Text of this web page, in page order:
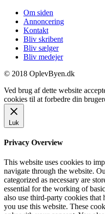
Om siden
Annoncering
Kontakt
Bliv skribent
Bliv sælger
Bliv medejer
© 2018 OplevByen.dk
Ved brug af dette website
cookies til at forbedre din
Luk
Privacy Overview
This website uses cookies to
navigate through the website.
categorized as necessary are
essential for the working of
also use third-party cookies that
you use this website. These